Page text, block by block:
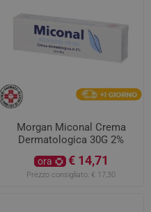
Morgan Miconal Crema
Dermatologica 30G 2%
ora € 14,71
Prezzo consigliato: € 17,30